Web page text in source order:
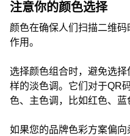
注意你的颜色选择
颜色在确保人们扫描二维
作用。
选择颜色组合时，避免选
样的淡色调。它们对于QR
色、主色调，比如红色、蓝
如果您的品牌色彩方案偏